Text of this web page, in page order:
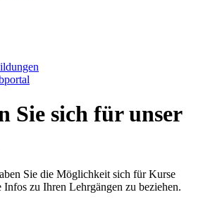
Sie sich für unser
Sie die Möglichkeit sich für Kurse
zu Ihren Lehrgängen zu beziehen.